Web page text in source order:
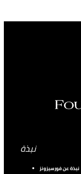
نبذة
نبذة عن فورسيزونز